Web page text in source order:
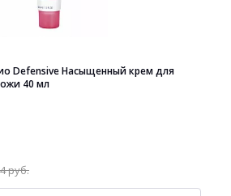
Defensive Насыщенный крем для
40 мл
руб.